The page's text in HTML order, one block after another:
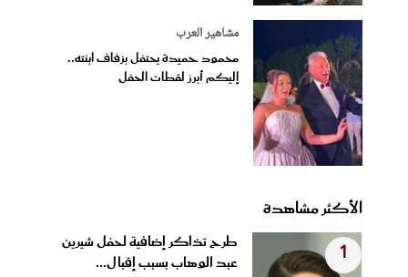
مشاهير العرب
محمود حميدة يحتفل بزفاف ابنته..
إليكم أبرز لقطات الحفل
الأكثر مشاهدة
1
طرح تذاكر إضافية لحفل شيرين
عبد الوهاب بسبب إقبال...